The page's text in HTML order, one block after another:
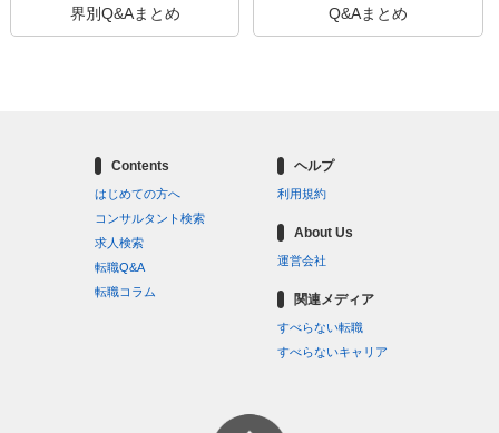
界別Q&Aまとめ
Q&Aまとめ
Contents
はじめての方へ
コンサルタント検索
求人検索
転職Q&A
転職コラム
ヘルプ
利用規約
About Us
運営会社
関連メディア
すべらない転職
すべらないキャリア